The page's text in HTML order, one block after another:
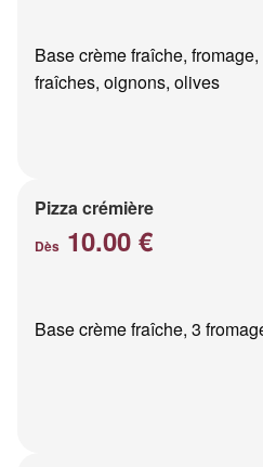
Base crème fraîche,
fraîches, oignons, olives
Pizza crémière
Dès 10.00 €
Base crème fraîche, 3